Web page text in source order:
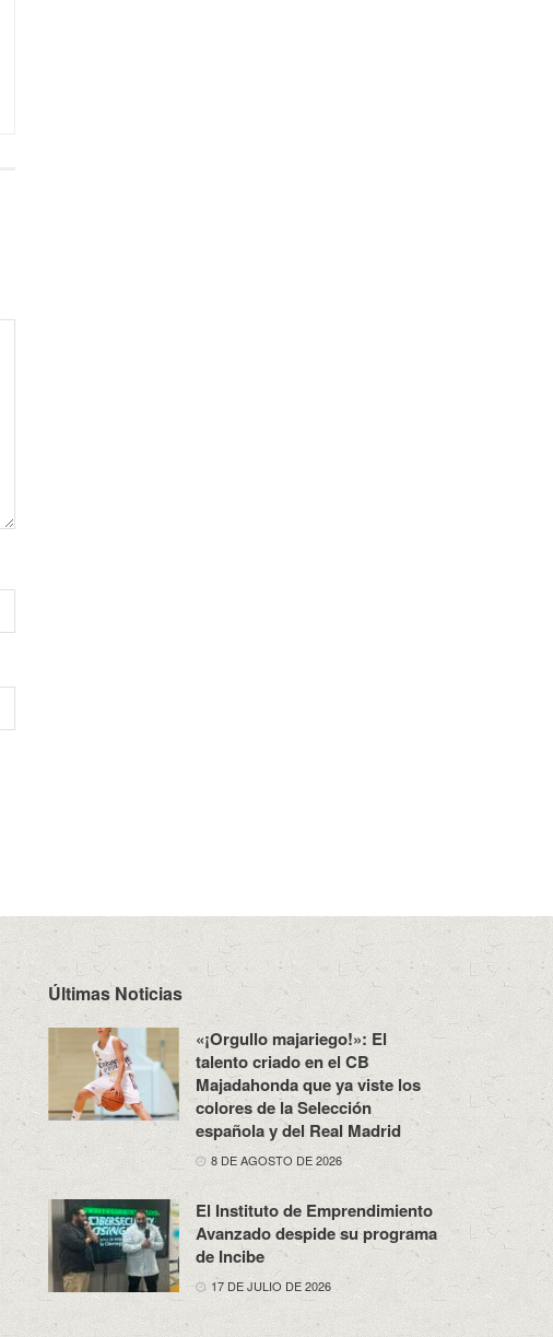
Últimas Noticias
«¡Orgullo majariego!»: El
talento criado en el CB
Majadahonda que ya viste los
colores de la Selección
española y del Real Madrid
8 DE AGOSTO DE 2026
El Instituto de Emprendimiento
Avanzado despide su programa
de Incibe
17 DE JULIO DE 2026